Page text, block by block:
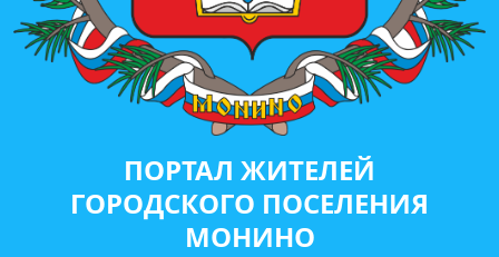
ПОРТАЛ ЖИТЕЛЕЙ
ГОРОДСКОГО ПОСЕЛЕНИЯ
МОНИНО